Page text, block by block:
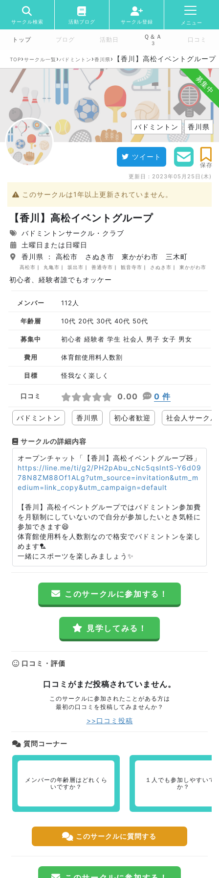
サークル検索 活動ブログ サークル登録 メニュー
トップ ブログ 活動日 Ｑ＆Ａ
3 口コミ
TOP›サークル一覧 › バドミントン ›香川県› 【香川】高松イベントグループ
募集中
バドミントン 香川県
ツイート
保存
更新日： 2023年05月25日(木)
このサークルは1年以上更新されていません。
【香川】高松イベントグループ
バドミントンサークル・クラブ
土曜日または日曜日
香川県 ： 高松市 さぬき市 東かがわ市 三木町
高松市 丸亀市 坂出市 善通寺市 観音寺市 さぬき市 東かがわ市
初心者、経験者誰でもオッケー
メンバー 112人
年齢層 10代 20代 30代 40代 50代
募集中 初心者 経験者 学生 社会人 男子 女子 男女
費用 体育館使用料人数割
目標 怪我なく楽しく
口コミ 0.00 0 件
バドミントン 香川県 初心者歓迎 社会人サークル
サークルの詳細内容
オープンチャット「【香川】高松イベントグループ🧸」
https://line.me/ti/g2/PH2pAbu_cNc5qsIntS-Y6d09
78N8ZM88Of1ALg?utm_source=invitation&utm_m
edium=link_copy&utm_campaign=default
【香川】高松イベントグループではバドミントン参加費
を月額制にしていないので自分が参加したいとき気軽に
参加できます😆
体育館使用料を人数割なので格安でバドミントンを楽し
めます🏸
一緒にスポーツを楽しみましょう✨
このサークルに参加する！
見学してみる！
口コミ・評価
口コミがまだ投稿されていません。
このサークルに参加されたことがある方は
最初の口コミを投稿してみませんか？
>>口コミ投稿
質問コーナー
メンバーの年齢層はどれくら
いですか？
１人でも参加しやすいで
か？
このサークルに質問する